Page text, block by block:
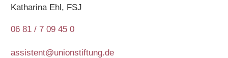
Katharina Ehl, FSJ
06 81 / 7 09 45 0
assistent@unionstiftung.de